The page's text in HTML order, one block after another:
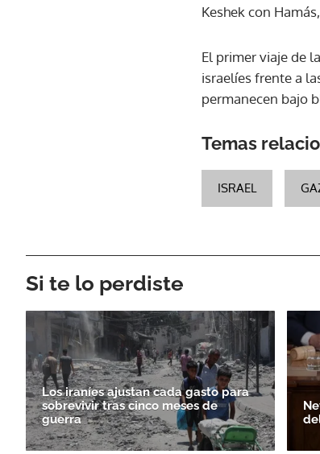
Keshek con
El primer viaje de
israelíes frente a
permanecen bajo
Temas
ISRAEL
Si te lo perdiste
Los iraníes ajustan cada gasto para
sobrevivir tras cinco meses de
guerra